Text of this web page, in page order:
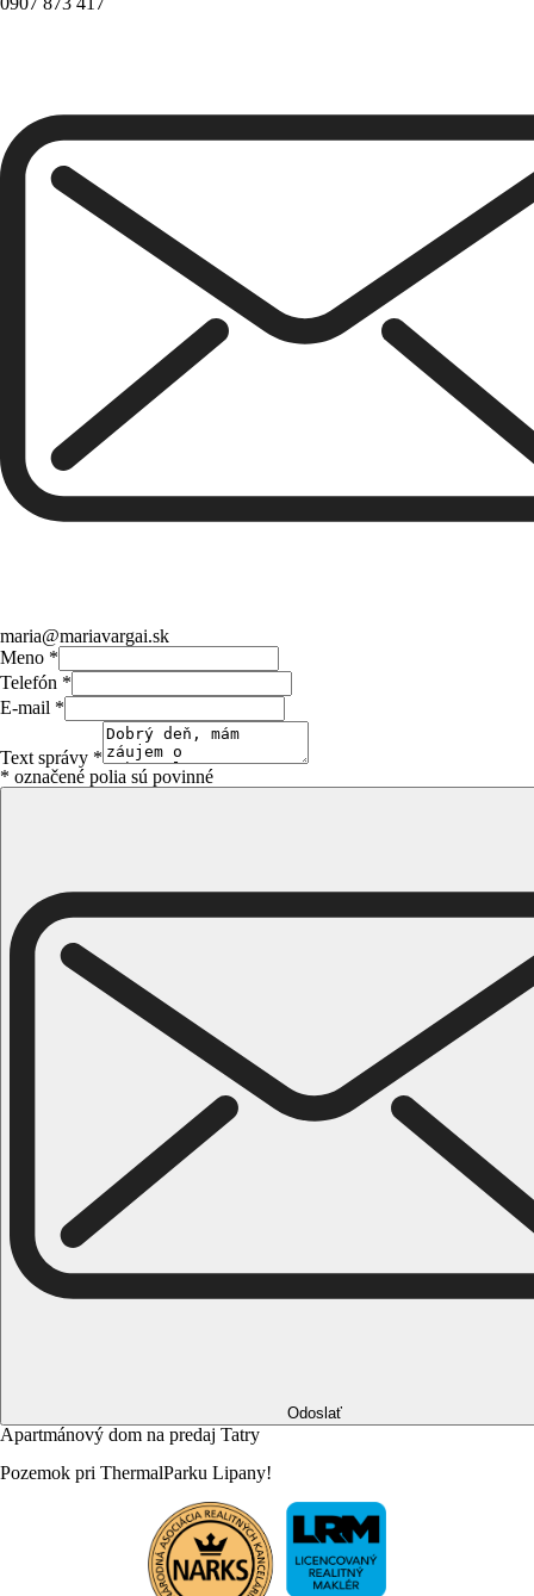
maria@mariavargai.sk
Meno *
Telefón *
E-mail *
Text správy *
* označené polia sú povinné
Odoslať
Apartmánový dom na predaj Tatry
Pozemok pri ThermalParku Lipany!